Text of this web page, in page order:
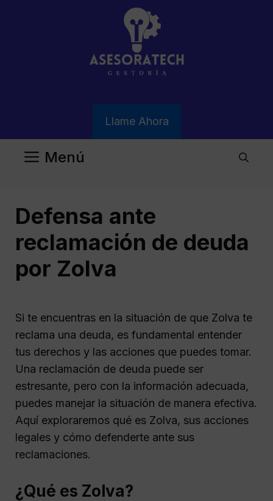
Llame Ahora
Menú
Defensa ante
reclamación de deuda
por Zolva
Si te encuentras en la situación de que Zolva te
reclama una deuda, es fundamental entender
tus derechos y las acciones que puedes tomar.
Una reclamación de deuda puede ser
estresante, pero con la información adecuada,
puedes manejar la situación de manera efectiva.
Aquí exploraremos qué es Zolva, sus acciones
legales y cómo defenderte ante sus
reclamaciones.
¿Qué es Zolva?